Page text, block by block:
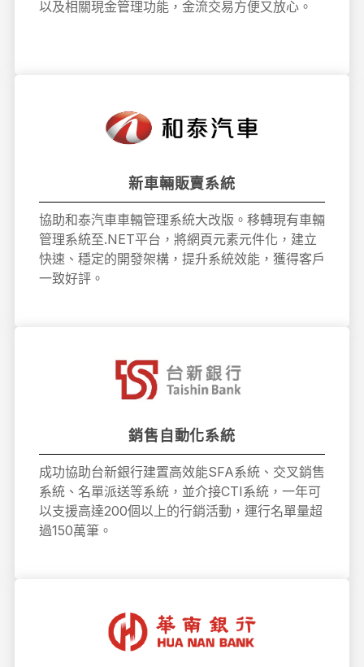
以及相關現金管理功能，金流交易方便又放心。
新車輛販賣系統
協助和泰汽車車輛管理系統大改版。移轉現有車輛
管理系統至.NET平台，將網頁元素元件化，建立
快速、穩定的開發架構，提升系統效能，獲得客戶
一致好評。
銷售自動化系統
成功協助台新銀行建置高效能SFA系統、交叉銷售
系統、名單派送等系統，並介接CTI系統，一年可
以支援高達200個以上的行銷活動，運行名單量超
過150萬筆。